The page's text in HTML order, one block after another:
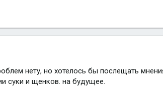
нету, но хотелось бы послещать
суки и щенков. на будущее.